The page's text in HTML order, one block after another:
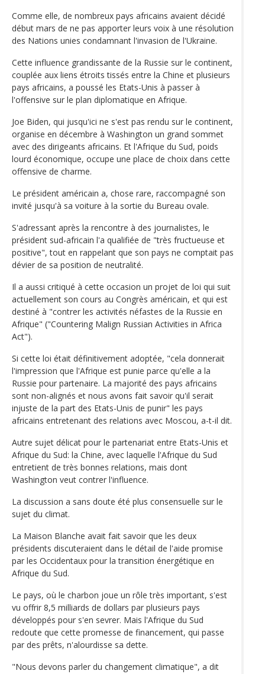
Comme elle, de nombreux pays africains avaient décidé
début mars de ne pas apporter leurs voix à une résolution
des Nations unies condamnant l'invasion de l'Ukraine.
Cette influence grandissante de la Russie sur le continent,
couplée aux liens étroits tissés entre la Chine et plusieurs
pays africains, a poussé les Etats-Unis à passer à
l'offensive sur le plan diplomatique en Afrique.
Joe Biden, qui jusqu'ici ne s'est pas rendu sur le continent,
organise en décembre à Washington un grand sommet
avec des dirigeants africains. Et l'Afrique du Sud, poids
lourd économique, occupe une place de choix dans cette
offensive de charme.
Le président américain a, chose rare, raccompagné son
invité jusqu'à sa voiture à la sortie du Bureau ovale.
S'adressant après la rencontre à des journalistes, le
président sud-africain l'a qualifiée de "très fructueuse et
positive", tout en rappelant que son pays ne comptait pas
dévier de sa position de neutralité.
Il a aussi critiqué à cette occasion un projet de loi qui suit
actuellement son cours au Congrès américain, et qui est
destiné à "contrer les activités néfastes de la Russie en
Afrique" ("Countering Malign Russian Activities in Africa
Act").
Si cette loi était définitivement adoptée, "cela donnerait
l'impression que l'Afrique est punie parce qu'elle a la
Russie pour partenaire. La majorité des pays africains
sont non-alignés et nous avons fait savoir qu'il serait
injuste de la part des Etats-Unis de punir" les pays
africains entretenant des relations avec Moscou, a-t-il dit.
Autre sujet délicat pour le partenariat entre Etats-Unis et
Afrique du Sud: la Chine, avec laquelle l'Afrique du Sud
entretient de très bonnes relations, mais dont
Washington veut contrer l'influence.
La discussion a sans doute été plus consensuelle sur le
sujet du climat.
La Maison Blanche avait fait savoir que les deux
présidents discuteraient dans le détail de l'aide promise
par les Occidentaux pour la transition énergétique en
Afrique du Sud.
Le pays, où le charbon joue un rôle très important, s'est
vu offrir 8,5 milliards de dollars par plusieurs pays
développés pour s'en sevrer. Mais l'Afrique du Sud
redoute que cette promesse de financement, qui passe
par des prêts, n'alourdisse sa dette.
"Nous devons parler du changement climatique", a dit